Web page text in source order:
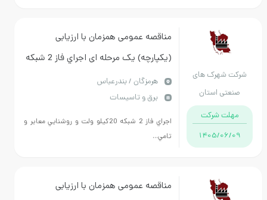
شرکت شهرک های
صنعتی استان
هرمزگان
مهلت شرکت
1405/06/09
مناقصه عمومی همزمان با ارزیابی
(یکپارچه) یک مرحله ای اجراي فاز 2 شبكه
20كيلو ولت و روشنايي معابر و تامين برق
ايستگاه پمپاژ آب شهرك صنعتي جرون به
مدت 4ماه شمسي
هرمزگان / بندرعباس
برق و تاسیسات
اجراي فاز 2 شبكه 20كيلو ولت و روشنايي معابر و
تامي...
مناقصه عمومی همزمان با ارزیابی